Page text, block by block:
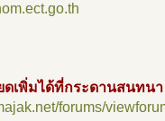
ดเพิ่มได้ที่กระดานสนทนา
forums/